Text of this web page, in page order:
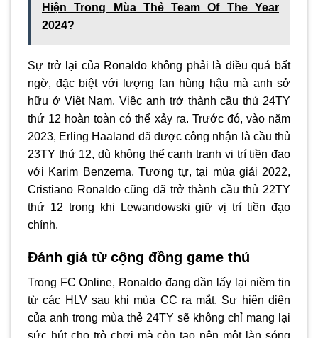
Hiện Trong Mùa Thẻ Team Of The Year
2024?
Sự trở lại của Ronaldo không phải là điều quá bất
ngờ, đặc biệt với lượng fan hùng hậu mà anh sở
hữu ở Việt Nam. Việc anh trở thành cầu thủ 24TY
thứ 12 hoàn toàn có thể xảy ra. Trước đó, vào năm
2023, Erling Haaland đã được công nhận là cầu thủ
23TY thứ 12, dù không thể cạnh tranh vị trí tiền đạo
với Karim Benzema. Tương tự, tại mùa giải 2022,
Cristiano Ronaldo cũng đã trở thành cầu thủ 22TY
thứ 12 trong khi Lewandowski giữ vị trí tiền đạo
chính.
Đánh giá từ cộng đồng game thủ
Trong FC Online, Ronaldo đang dần lấy lại niềm tin
từ các HLV sau khi mùa CC ra mắt. Sự hiện diện
của anh trong mùa thẻ 24TY sẽ không chỉ mang lại